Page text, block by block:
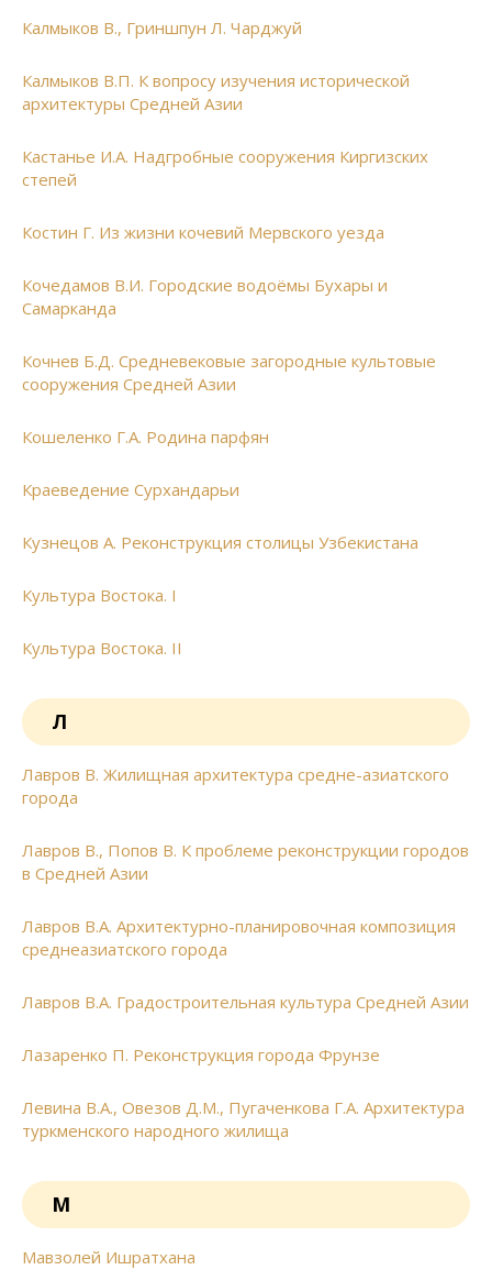
Калмыков В., Гриншпун Л. Чарджуй
Калмыков В.П. К вопросу изучения исторической
архитектуры Средней Азии
Кастанье И.А. Надгробные сооружения Киргизских
степей
Костин Г. Из жизни кочевий Мервского уезда
Кочедамов В.И. Городские водоёмы Бухары и
Самарканда
Кочнев Б.Д. Средневековые загородные культовые
сооружения Средней Азии
Кошеленко Г.А. Родина парфян
Краеведение Сурхандарьи
Кузнецов А. Реконструкция столицы Узбекистана
Культура Востока. I
Культура Востока. II
Л
Лавров В. Жилищная архитектура средне-азиатского
города
Лавров В., Попов В. К проблеме реконструкции городов
в Средней Азии
Лавров В.А. Архитектурно-планировочная композиция
среднеазиатского города
Лавров В.А. Градостроительная культура Средней Азии
Лазаренко П. Реконструкция города Фрунзе
Левина В.А., Овезов Д.М., Пугаченкова Г.А. Архитектура
туркменского народного жилища
М
Мавзолей Ишратхана